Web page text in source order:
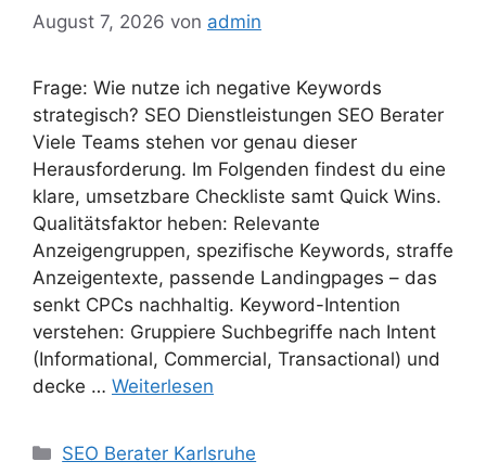
August 7, 2026 von admin
Frage: Wie nutze ich negative Keywords
strategisch? SEO Dienstleistungen SEO Berater
Viele Teams stehen vor genau dieser
Herausforderung. Im Folgenden findest du eine
klare, umsetzbare Checkliste samt Quick Wins.
Qualitätsfaktor heben: Relevante
Anzeigengruppen, spezifische Keywords, straffe
Anzeigentexte, passende Landingpages – das
senkt CPCs nachhaltig. Keyword-Intention
verstehen: Gruppiere Suchbegriffe nach Intent
(Informational, Commercial, Transactional) und
decke … Weiterlesen
Kategorien
SEO Berater Karlsruhe